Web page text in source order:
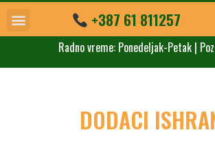
+387 61 811257
Radno vreme: Ponedeljak-Petak |
DODACI